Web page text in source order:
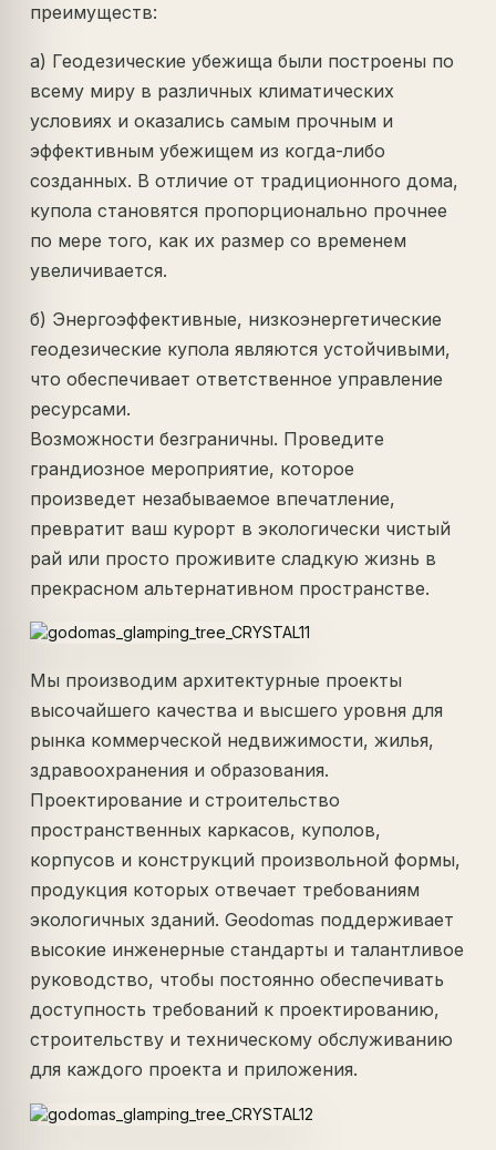
преимуществ:
а) Геодезические убежища были построены по
всему миру в различных климатических
условиях и оказались самым прочным и
эффективным убежищем из когда-либо
созданных. В отличие от традиционного дома,
купола становятся пропорционально прочнее
по мере того, как их размер со временем
увеличивается.
б) Энергоэффективные, низкоэнергетические
геодезические купола являются устойчивыми,
что обеспечивает ответственное управление
ресурсами.
Возможности безграничны. Проведите
грандиозное мероприятие, которое
произведет незабываемое впечатление,
превратит ваш курорт в экологически чистый
рай или просто проживите сладкую жизнь в
прекрасном альтернативном пространстве.
Мы производим архитектурные проекты
высочайшего качества и высшего уровня для
рынка коммерческой недвижимости, жилья,
здравоохранения и образования.
Проектирование и строительство
пространственных каркасов, куполов,
корпусов и конструкций произвольной формы,
продукция которых отвечает требованиям
экологичных зданий. Geodomas поддерживает
высокие инженерные стандарты и талантливое
руководство, чтобы постоянно обеспечивать
доступность требований к проектированию,
строительству и техническому обслуживанию
для каждого проекта и приложения.